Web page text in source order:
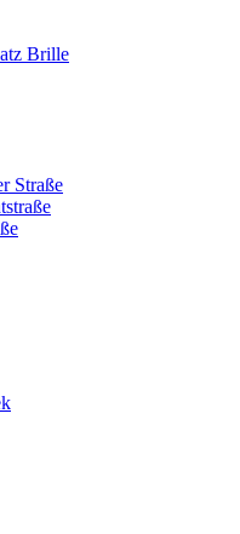
Brille
Straße